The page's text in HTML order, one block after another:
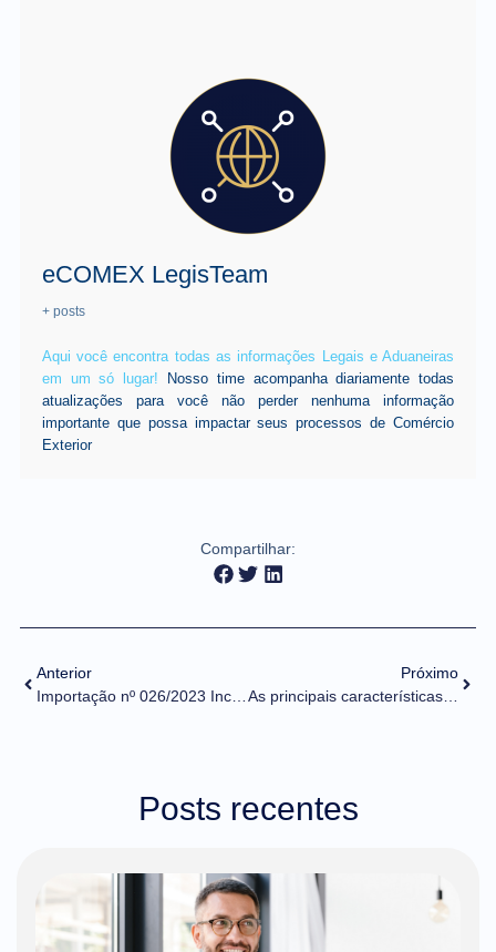
eCOMEX LegisTeam
+ posts
Aqui você encontra todas as informações Legais e Aduaneiras
em um só lugar! Nosso time acompanha diariamente todas
atualizações para você não perder nenhuma informação
importante que possa impactar seus processos de Comércio
Exterior
Compartilhar:
Anterior
Importação nº 026/2023 Inclusão de LPCO para sugestões de ajustes nos atributos em ambiente de treinamento
Próximo
As principais características do Novo Processo de Exportação
Posts recentes